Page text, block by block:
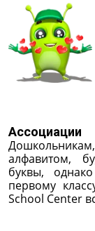
Ассоциации
алфавитом,
буквы,
первому
School Center